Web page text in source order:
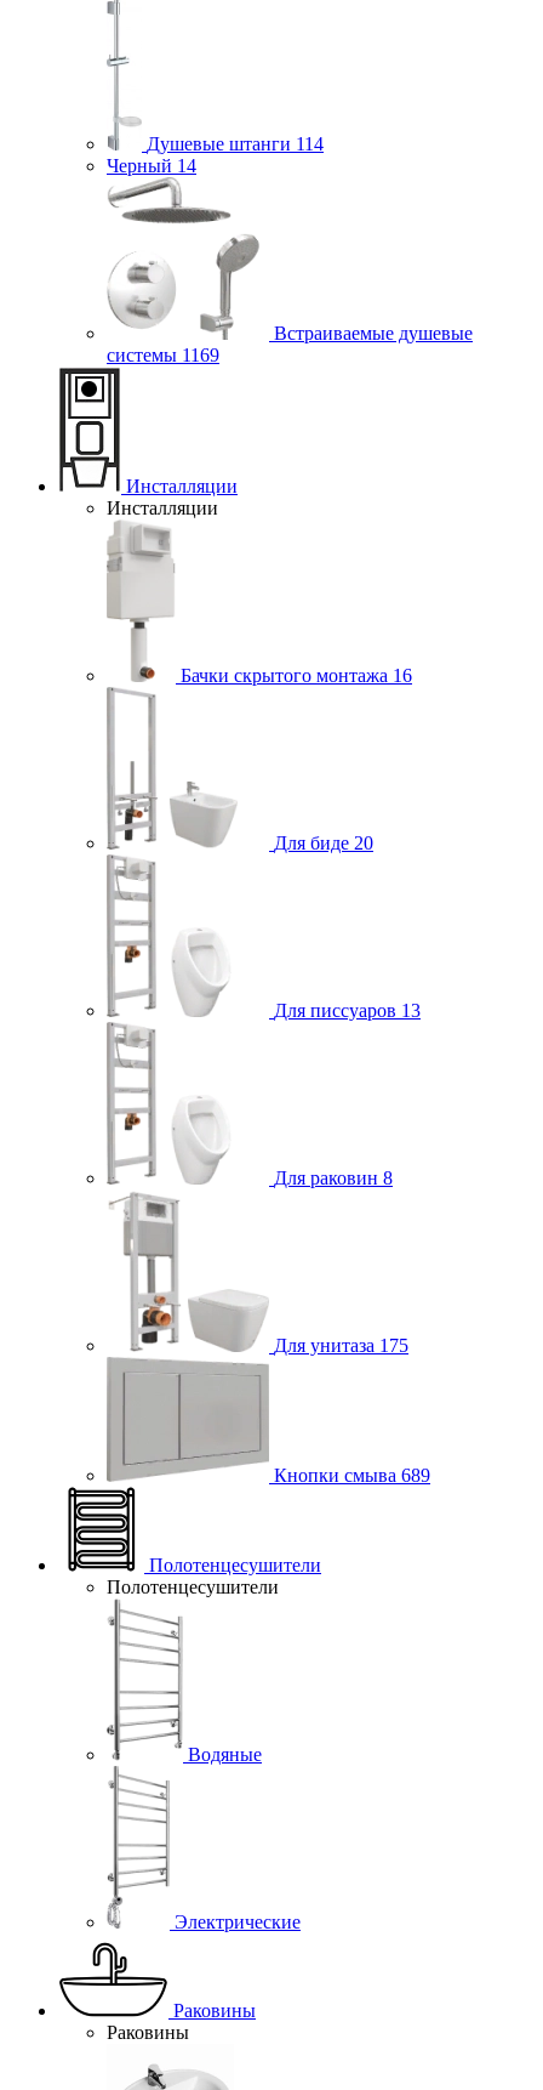
Душевые штанги 114
Черный 14
Встраиваемые душевые
системы 1169
Инсталляции
Инсталляции
Бачки скрытого монтажа 16
Для биде 20
Для писсуаров 13
Для раковин 8
Для унитаза 175
Кнопки смыва 689
Полотенцесушители
Полотенцесушители
Водяные
Электрические
Раковины
Раковины